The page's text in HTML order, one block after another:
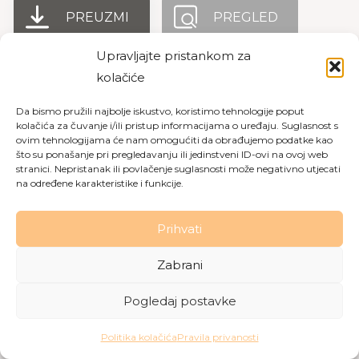
Upravljajte pristankom za
kolačiće
Da bismo pružili najbolje iskustvo, koristimo tehnologije poput
kolačića za čuvanje i/ili pristup informacijama o uređaju. Suglasnost s
ovim tehnologijama će nam omogućiti da obrađujemo podatke kao
što su ponašanje pri pregledavanju ili jedinstveni ID-ovi na ovoj web
stranici. Nepristanak ili povlačenje suglasnosti može negativno utjecati
na određene karakteristike i funkcije.
Prihvati
Zabrani
Pogledaj postavke
Politika kolačićaPravila privanosti
PREUZMI PREGLED
privatnosti |Politika kolačića
Made with love byGobo Digital